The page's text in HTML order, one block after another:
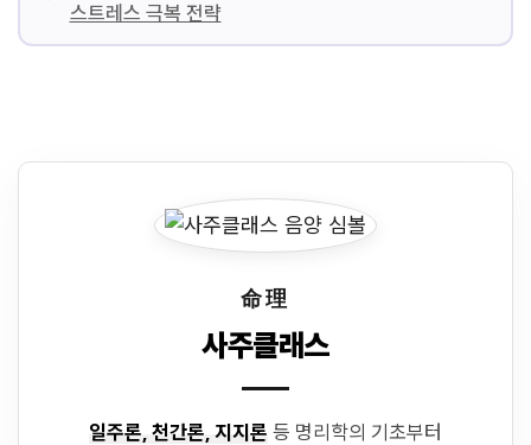
스트레스 극복 전략
命理
사주클래스
일주론, 천간론, 지지론 등 명리학의 기초부터